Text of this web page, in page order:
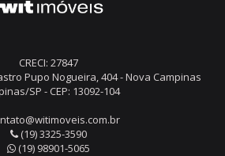
CRECI: 27847
Pupo Nogueira, 404 - Nova Campinas
SP - CEP: 13092-104
(19) 3325-3590
(19) 98901-5065